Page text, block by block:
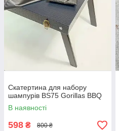
Скатертина для набору
шампурів BS75 Gorillas BBQ
В наявності
598 ₴ 800 ₴